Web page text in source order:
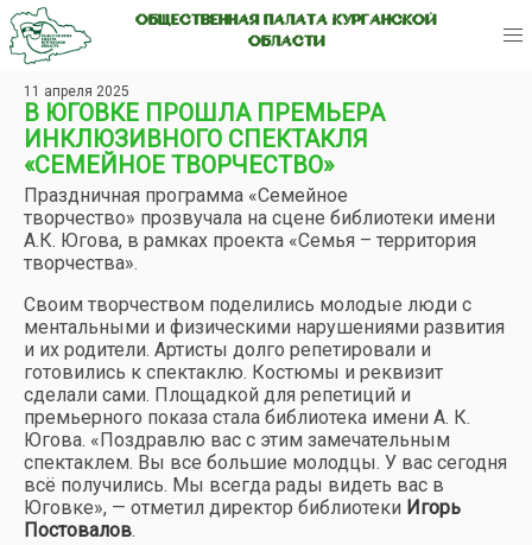
ОБЩЕСТВЕННАЯ ПАЛАТА КУРГАНСКОЙ
ОБЛАСТИ
11 апреля 2025
В ЮГОВКЕ ПРОШЛА ПРЕМЬЕРА
ИНКЛЮЗИВНОГО СПЕКТАКЛЯ
«СЕМЕЙНОЕ ТВОРЧЕСТВО»
Праздничная программа «Семейное
творчество» прозвучала на сцене библиотеки имени
А.К. Югова, в рамках проекта «Семья – территория
творчества».
Своим творчеством поделились молодые люди с
ментальными и физическими нарушениями развития
и их родители. Артисты долго репетировали и
готовились к спектаклю. Костюмы и реквизит
сделали сами. Площадкой для репетиций и
премьерного показа стала библиотека имени А. К.
Югова. «Поздравлю вас с этим замечательным
спектаклем. Вы все большие молодцы. У вас сегодня
всё получились. Мы всегда рады видеть вас в
Юговке», — отметил директор библиотеки Игорь
Постовалов.